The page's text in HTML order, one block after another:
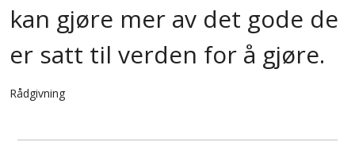
kan gjøre mer av det gode de
er satt til verden for å gjøre.
Rådgivning